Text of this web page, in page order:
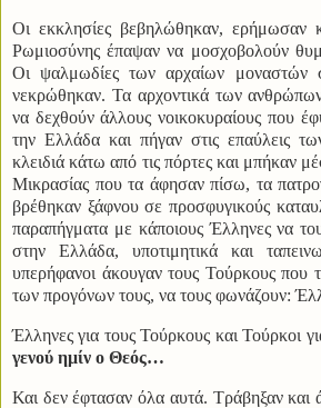
Οι εκκλησίες βεβηλώθηκαν, ερήμωσαν
Ρωμιοσύνης έπαψαν να μοσχοβολούν
Οι ψαλμωδίες των αρχαίων μοναστών
νεκρώθηκαν. Τα αρχοντικά των
να δεχθούν άλλους νοικοκυραίους που
την Ελλάδα και πήγαν στις επαύλεις
κλειδιά κάτω από τις πόρτες και μπήκαν
Μικρασίας που τα άφησαν πίσω, τα
βρέθηκαν ξάφνου σε προσφυγικούς
παραπήγματα με κάποιους Έλληνες να
στην Ελλάδα, υποτιμητικά και
υπερήφανοι άκουγαν τους Τούρκους που
των προγόνων τους, να τους φωνάζουν:
Έλληνες για τους Τούρκους και Τούρκοι
γενού ημίν ο Θεός…
Και δεν έφτασαν όλα αυτά. Τράβηξαν και